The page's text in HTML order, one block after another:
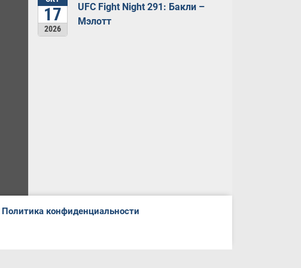
17
2026
UFC Fight Night 291: Бакли –
Мэлотт
Политика конфиденциальности